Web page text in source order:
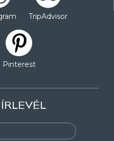
TripAdvisor
Pinterest